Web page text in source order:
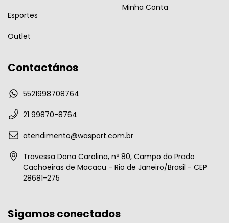
Esportes
Outlet
Minha Conta
Contactános
5521998708764
21 99870-8764
atendimento@wasport.com.br
Travessa Dona Carolina, nº 80, Campo do Prado
Cachoeiras de Macacu - Rio de Janeiro/Brasil - CEP
28681-275
Sigamos conectados